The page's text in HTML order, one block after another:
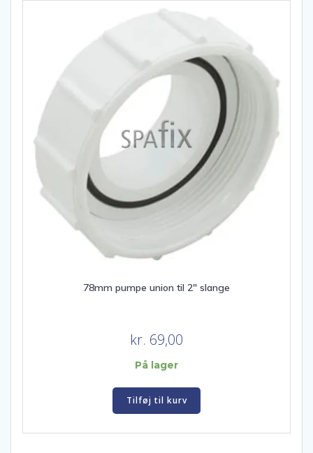
78mm pumpe union til 2″ slange
kr. 69,00
På lager
Tilføj til kurv